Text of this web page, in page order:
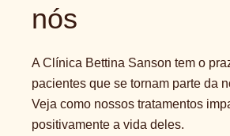
nós
A Clínica Bettina Sanson tem o
pacientes que se tornam parte da
Veja como nossos tratamentos
positivamente a vida deles.